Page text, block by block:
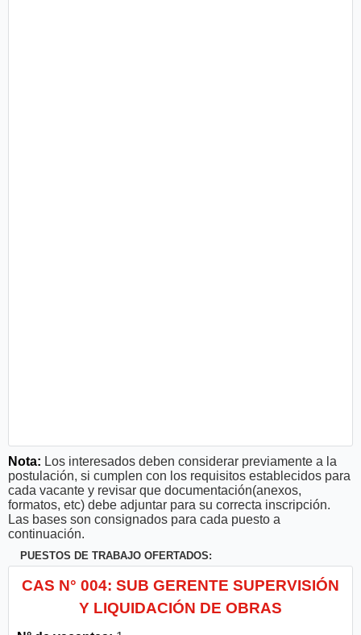
Nota: Los interesados deben considerar previamente a la
postulación, si cumplen con los requisitos establecidos para
cada vacante y revisar que documentación(anexos,
formatos, etc) debe adjuntar para su correcta inscripción.
Las bases son consignados para cada puesto a
continuación.
PUESTOS DE TRABAJO OFERTADOS:
CAS N° 004: SUB GERENTE SUPERVISIÓN
Y LIQUIDACIÓN DE OBRAS